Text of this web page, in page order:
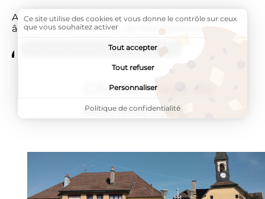
Accueil Services à la population
Personnes
âgées
Page active :
Clic du Pays de Montbéliard
ADDTOANY (SHARE) EST DÉSACTIVÉ.
Clic du Pays de
Montbéliard
Ce site utilise des cookies et vous donne le contrôle sur ceux
que vous souhaitez activer
Tout accepter
Tout refuser
Personnaliser
Politique de confidentialité